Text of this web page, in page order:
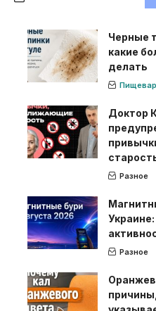
Черные
какие
делать
Доктор
Разное
Разное